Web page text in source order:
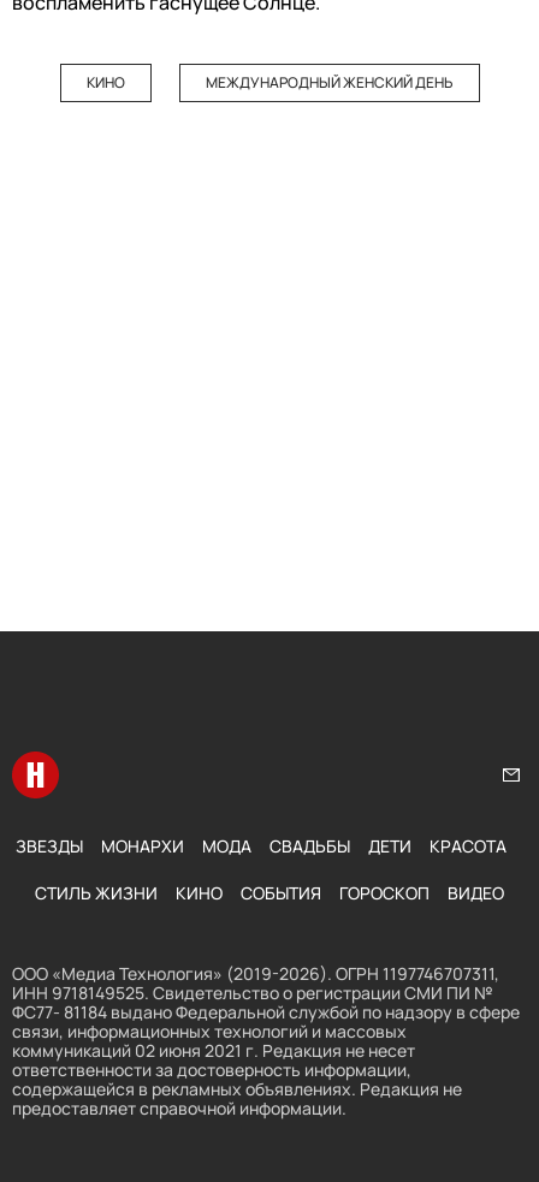
КИНО МЕЖДУНАРОДНЫЙ ЖЕНСКИЙ ДЕНЬ
Перейти на главную
ЗВЕЗДЫ МОНАРХИ МОДА СВАДЬБЫ ДЕТИ КРАСОТА
СТИЛЬ ЖИЗНИ КИНО СОБЫТИЯ ГОРОСКОП ВИДЕО
ООО «Медиа Технология» (2019-2026). ОГРН 1197746707311,
ИНН 9718149525. Свидетельство о регистрации СМИ ПИ №
ФС77- 81184 выдано Федеральной службой по надзору в сфере
связи, информационных технологий и массовых
коммуникаций 02 июня 2021 г. Редакция не несет
ответственности за достоверность информации,
содержащейся в рекламных объявлениях. Редакция не
предоставляет справочной информации.